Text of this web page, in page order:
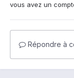
vous avez un
Répondre à